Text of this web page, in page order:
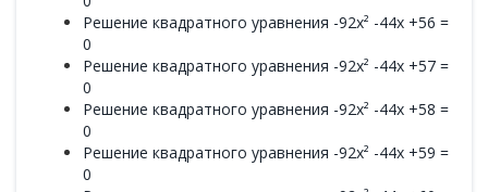
Решение квадратного уравнения -92x² -44x +56 =
0
Решение квадратного уравнения -92x² -44x +57 =
0
Решение квадратного уравнения -92x² -44x +58 =
0
Решение квадратного уравнения -92x² -44x +59 =
0